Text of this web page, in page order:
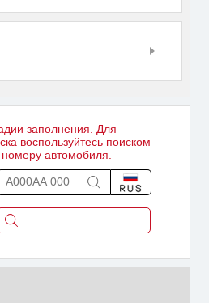
заполнения. Для
воспользуйтесь поиском
автомобиля.